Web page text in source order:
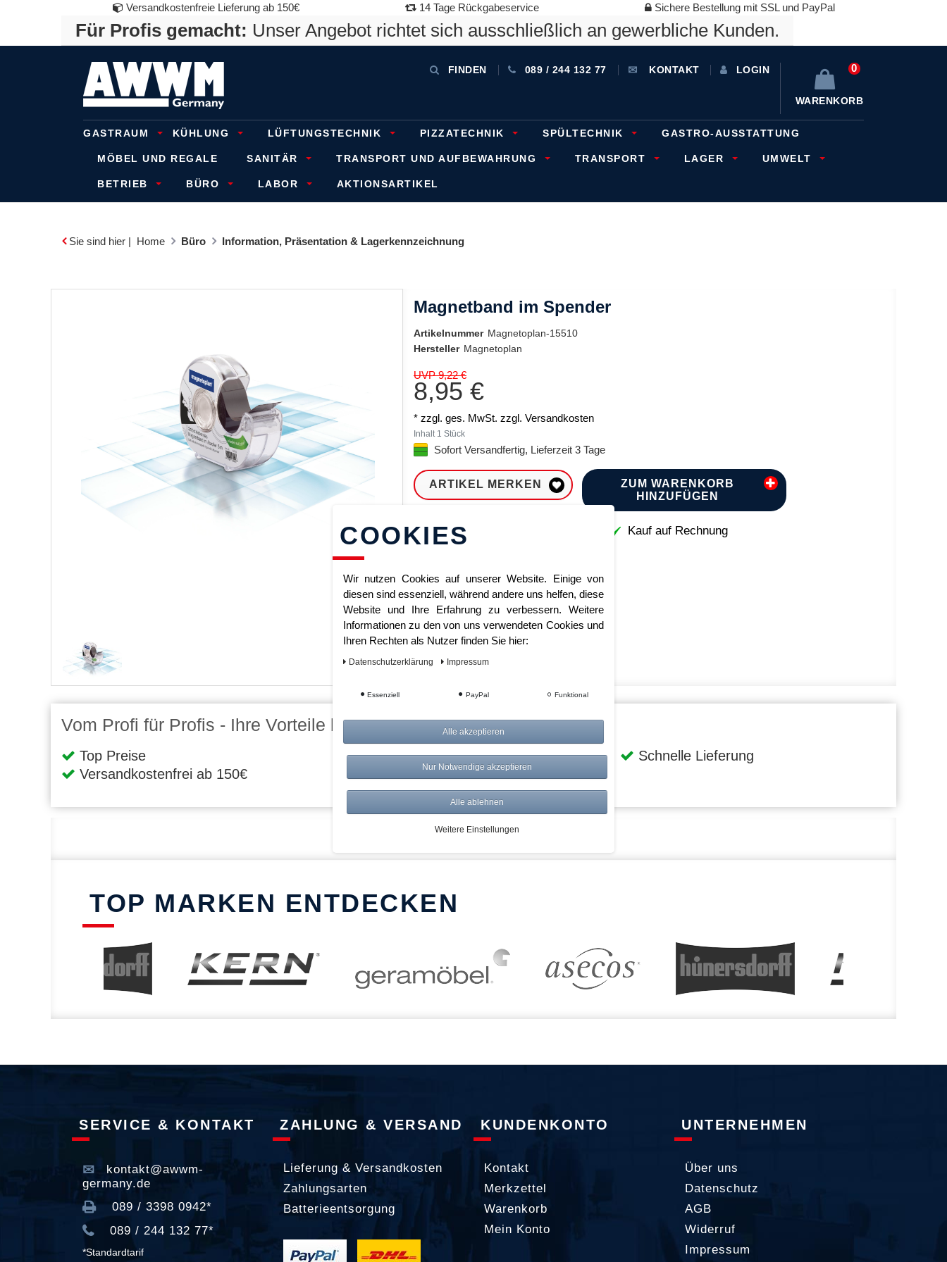
Versandkostenfreie Lieferung ab 150€ 14 Tage Rückgabeservice Sichere Bestellung mit SSL und PayPal
Für Profis gemacht: Unser Angebot richtet sich ausschließlich an gewerbliche Kunden.
FINDEN 089 / 244 132 77 KONTAKT LOGIN 0
WARENKORB
GASTRAUM KÜHLUNG LÜFTUNGSTECHNIK PIZZATECHNIK SPÜLTECHNIK GASTRO-AUSSTATTUNG
MÖBEL UND REGALE SANITÄR TRANSPORT UND AUFBEWAHRUNG TRANSPORT LAGER UMWELT
BETRIEB BÜRO LABOR AKTIONSARTIKEL
Sie sind hier | Home Büro Information, Präsentation & Lagerkennzeichnung
Magnetband im Spender
Artikelnummer Magnetoplan-15510
Hersteller Magnetoplan
UVP 9,22 €
8,95 €
* zzgl. ges. MwSt. zzgl. Versandkosten
Inhalt 1 Stück
Sofort Versandfertig, Lieferzeit 3 Tage
ARTIKEL MERKEN
ZUM WARENKORB
HINZUFÜGEN
Sofort lieferbar Kauf auf Rechnung
Vom Profi für Profis - Ihre Vorteile bei AWWM:
Top Preise
Versandkostenfrei ab 150€
Risikolos: 14 Tage Rückgabe
Über 20.000 Artikel
Schnelle Lieferung
TOP MARKEN ENTDECKEN
SERVICE & KONTAKT
kontakt@awwm-
germany.de
089 / 3398 0942*
089 / 244 132 77*
*Standardtarif
ZAHLUNG & VERSAND
Lieferung & Versandkosten
Zahlungsarten
Batterieentsorgung
KUNDENKONTO
Kontakt
Merkzettel
Warenkorb
Mein Konto
UNTERNEHMEN
Über uns
Datenschutz
AGB
Widerruf
Impressum
COOKIES
Wir nutzen Cookies auf unserer Website. Einige von
diesen sind essenziell, während andere uns helfen, diese
Website und Ihre Erfahrung zu verbessern. Weitere
Informationen zu den von uns verwendeten Cookies und
Ihren Rechten als Nutzer finden Sie hier:
Daten­schutz­erklärung Impressum
Essenziell PayPal Funktional
Alle akzeptieren
Nur Notwendige akzeptieren
Alle ablehnen
Weitere Einstellungen